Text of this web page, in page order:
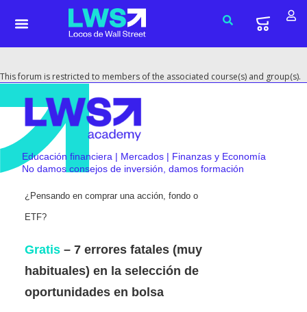
This forum is restricted to members of the associated course(s) and group(s).
Educación financiera | Mercados | Finanzas y Economía
No damos consejos de inversión, damos formación
¿Pensando en comprar una acción, fondo o
ETF?
Gratis – 7 errores fatales (muy
habituales) en la selección de
oportunidades en bolsa